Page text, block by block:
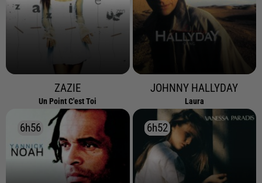
ZAZIE
Un Point C'est Toi
JOHNNY HALLYDAY
Laura
6h56
6h56 6h52
6h52